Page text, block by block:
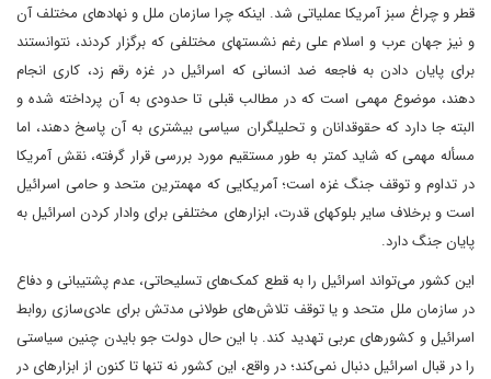
قطر و چراغ سبز آمریکا عملیاتی شد. اینکه چرا سازمان ملل و نهادهای مختلف آن
و نیز جهان عرب و اسلام علی رغم نشستهای مختلفی که برگزار کردند، نتوانستند
برای پایان دادن به فاجعه ضد انسانی که اسرائیل در غزه رقم زد، کاری انجام
دهند، موضوع مهمی است که در مطالب قبلی تا حدودی به آن پرداخته شده و
البته جا دارد که حقوقدانان و تحلیلگران سیاسی بیشتری به آن پاسخ دهند، اما
مسأله مهمی که شاید کمتر به طور مستقیم مورد بررسی قرار گرفته، نقش آمریکا
در تداوم و توقف جنگ غزه است؛ آمریکایی که مهمترین متحد و حامی اسرائیل
است و برخلاف سایر بلوکهای قدرت، ابزارهای مختلفی برای وادار کردن اسرائیل به
پایان جنگ دارد.
این کشور می‌تواند اسرائیل را به قطع کمک‌های تسلیحاتی، عدم پشتیبانی و دفاع
در سازمان ملل متحد و یا توقف تلاش‌های طولانی مدتش برای عادی‌سازی روابط
اسرائیل و کشورهای عربی تهدید کند. با این حال دولت جو بایدن چنین سیاستی
را در قبال اسرائیل دنبال نمی‌کند؛ در واقع، این کشور نه تنها تا کنون از ابزارهای در